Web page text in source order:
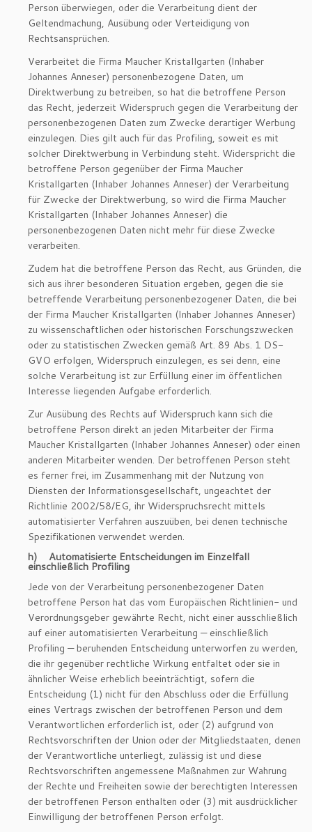
Person überwiegen, oder die Verarbeitung dient der
Geltendmachung, Ausübung oder Verteidigung von
Rechtsansprüchen.
Verarbeitet die Firma Maucher Kristallgarten (Inhaber
Johannes Anneser) personenbezogene Daten, um
Direktwerbung zu betreiben, so hat die betroffene Person
das Recht, jederzeit Widerspruch gegen die Verarbeitung der
personenbezogenen Daten zum Zwecke derartiger Werbung
einzulegen. Dies gilt auch für das Profiling, soweit es mit
solcher Direktwerbung in Verbindung steht. Widerspricht die
betroffene Person gegenüber der Firma Maucher
Kristallgarten (Inhaber Johannes Anneser) der Verarbeitung
für Zwecke der Direktwerbung, so wird die Firma Maucher
Kristallgarten (Inhaber Johannes Anneser) die
personenbezogenen Daten nicht mehr für diese Zwecke
verarbeiten.
Zudem hat die betroffene Person das Recht, aus Gründen, die
sich aus ihrer besonderen Situation ergeben, gegen die sie
betreffende Verarbeitung personenbezogener Daten, die bei
der Firma Maucher Kristallgarten (Inhaber Johannes Anneser)
zu wissenschaftlichen oder historischen Forschungszwecken
oder zu statistischen Zwecken gemäß Art. 89 Abs. 1 DS-
GVO erfolgen, Widerspruch einzulegen, es sei denn, eine
solche Verarbeitung ist zur Erfüllung einer im öffentlichen
Interesse liegenden Aufgabe erforderlich.
Zur Ausübung des Rechts auf Widerspruch kann sich die
betroffene Person direkt an jeden Mitarbeiter der Firma
Maucher Kristallgarten (Inhaber Johannes Anneser) oder einen
anderen Mitarbeiter wenden. Der betroffenen Person steht
es ferner frei, im Zusammenhang mit der Nutzung von
Diensten der Informationsgesellschaft, ungeachtet der
Richtlinie 2002/58/EG, ihr Widerspruchsrecht mittels
automatisierter Verfahren auszuüben, bei denen technische
Spezifikationen verwendet werden.
h) Automatisierte Entscheidungen im Einzelfall
einschließlich Profiling
Jede von der Verarbeitung personenbezogener Daten
betroffene Person hat das vom Europäischen Richtlinien- und
Verordnungsgeber gewährte Recht, nicht einer ausschließlich
auf einer automatisierten Verarbeitung — einschließlich
Profiling — beruhenden Entscheidung unterworfen zu werden,
die ihr gegenüber rechtliche Wirkung entfaltet oder sie in
ähnlicher Weise erheblich beeinträchtigt, sofern die
Entscheidung (1) nicht für den Abschluss oder die Erfüllung
eines Vertrags zwischen der betroffenen Person und dem
Verantwortlichen erforderlich ist, oder (2) aufgrund von
Rechtsvorschriften der Union oder der Mitgliedstaaten, denen
der Verantwortliche unterliegt, zulässig ist und diese
Rechtsvorschriften angemessene Maßnahmen zur Wahrung
der Rechte und Freiheiten sowie der berechtigten Interessen
der betroffenen Person enthalten oder (3) mit ausdrücklicher
Einwilligung der betroffenen Person erfolgt.